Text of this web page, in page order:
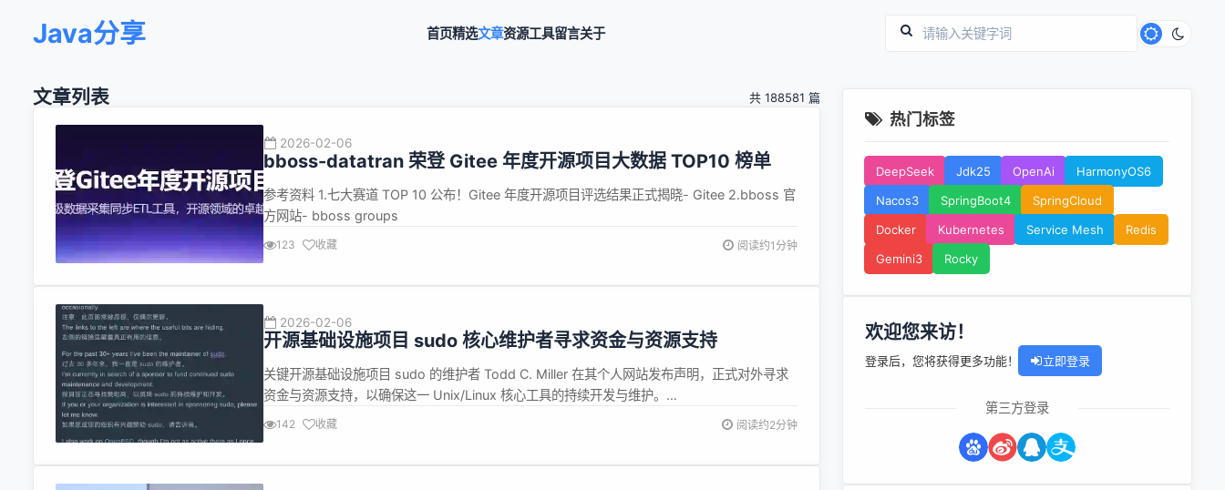
Java分享 首页精选文章资源工具留言关于
文章列表 共 188581 篇
2026-02-06
bboss-datatran 荣登 Gitee 年度开源项目大数据 TOP10 榜单
参考资料 1.七大赛道 TOP 10 公布！Gitee 年度开源项目评选结果正式揭晓- Gitee 2.bboss 官
方网站- bboss groups
123 收藏 阅读约1分钟
2026-02-06
开源基础设施项目 sudo 核心维护者寻求资金与资源支持
关键开源基础设施项目 sudo 的维护者 Todd C. Miller 在其个人网站发布声明，正式对外寻求
资金与资源支持，以确保这一 Unix/Linux 核心工具的持续开发与维护。
https://www.millert.dev/ sudo 是 Unix/Linux 系统上用于以特权身份执行命令的基本命令行
142 收藏 阅读约2分钟
热门标签
DeepSeek Jdk25 OpenAi
HarmonyOS6
Nacos3
SpringBoot4
SpringCloud
Docker
Kubernetes Service Mesh
Redis
Gemini3
Rocky
欢迎您来访！
登录后，您将获得更多功能！ 立即登录
第三方登录